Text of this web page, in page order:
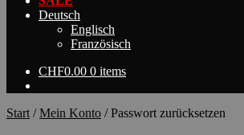
Deutsch
Englisch
Französisch
CHF0.00 0 items
Start /Mein Konto /Passwort zurücksetzen